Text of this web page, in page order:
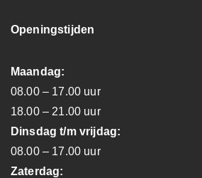
Openingstijden
Maandag:
08.00 – 17.00 uur
18.00 – 21.00 uur
Dinsdag t/m vrijdag:
08.00 – 17.00 uur
Zaterdag: